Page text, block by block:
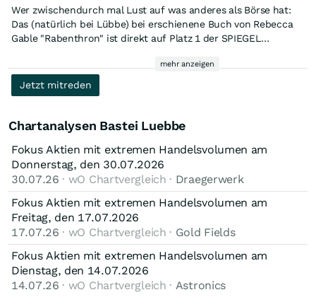
ich schon mehrfach erwähnt - auch eine, wenn man so will,
Herzensangelegenheit, ermöglicht mir BL doch, mit
Geschichten, Büchern etwas Geld zu verdienen (als
Für alle, die die Aktie etwas nüchterner sehen, ist BL solide
und birgt die Chance auf Ausreißer nach oben (siehe die
letzten Jahre). Dass BL kurzfristig wohnen Hype erlebt, würde
Nachkäufen jetzt erst einmal ab, wohin sich der Kurs
daher wäre es nicht unwahrscheinlich, dass dies auch
zukünftig gelingen könnte.
Daneben könnte die Tatsache, dass BL keine
Nettofinanzverbindlichkeiten ausweist und üblicherweise
auch einen posituven Cashflow aus laufender Betriebstätigkeit
die BL tätigen könnte. Auch LYX war mal eine Übeenahme -
allerdings haben die nicht immer so gut funktioniert.
Wie immer ist das nur meine Meinung und keine Empfehlung
für andere! Einen schönen Tag noch!
Wer zwischendurch mal Lust auf was anderes als Börse hat:
Das (natürlich bei Lübbe) bei erschienene Buch von Rebecca
Gable "Rabenthron" ist direkt auf Platz 1 der SPIEGEL
mehr anzeigen
Jetzt mitreden
Chartanalysen Bastei Luebbe
Fokus Aktien mit extremen Handelsvolumen am
Donnerstag, den 30.07.2026
30.07.26 · wO Chartvergleich · Draegerwerk
Fokus Aktien mit extremen Handelsvolumen am
Freitag, den 17.07.2026
17.07.26 · wO Chartvergleich · Gold Fields
Fokus Aktien mit extremen Handelsvolumen am
Dienstag, den 14.07.2026
14.07.26 · wO Chartvergleich · Astronics